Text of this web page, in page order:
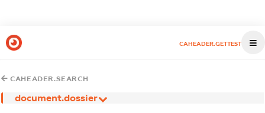
CAHEADER.GETTEST
CAHEADER.SEARCH
document.dossier